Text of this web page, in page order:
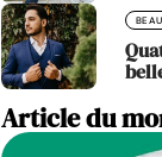
Article du